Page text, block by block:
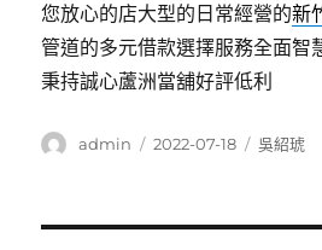
您放心的店大型的日常經營的新
管道的多元借款選擇服務全面智
秉持誠心蘆洲當舖好評低利
作
admin
發
2022-07-18
分
吳紹琥